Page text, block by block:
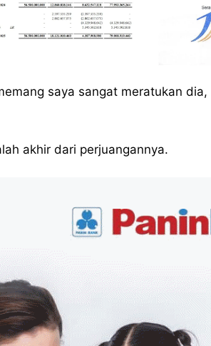
saya sangat meratukan
akhir dari perjuangannya.